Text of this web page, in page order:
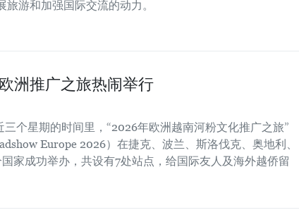
旅游和加强国际交流的动力。
洲推广之旅热闹举行
个星期的时间里，“2026年欧洲越南河粉文化推广之旅”
Europe 2026）在捷克、波兰、斯洛伐克、奥地利、
家成功举办，共设有7处站点，给国际友人及海外越侨留